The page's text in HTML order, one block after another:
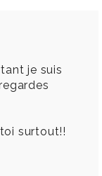
je suis
surtout!!